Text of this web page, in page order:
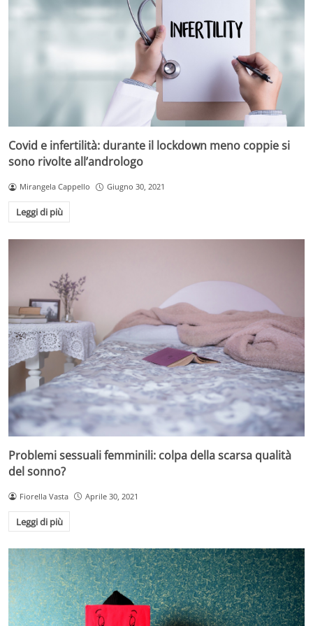
Covid e infertilità: durante il lockdown meno coppie si
sono rivolte all’andrologo
Mirangela Cappello Giugno 30, 2021
Leggi di più
Problemi sessuali femminili: colpa della scarsa qualità
del sonno?
Fiorella Vasta Aprile 30, 2021
Leggi di più